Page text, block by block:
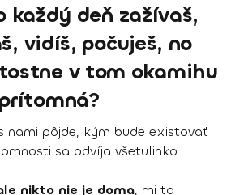
každý deň zažívaš,
vidíš, počuješ, no
v tom okamihu
prítomná?
nami pôjde, kým bude existovať
sa odvíja všetulinko
nikto nie je doma, mi to